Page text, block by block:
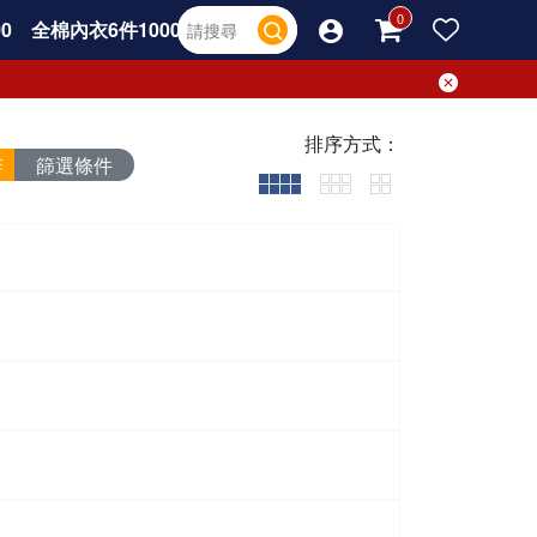
全棉內衣6件1000
篩選條件
排序方式：